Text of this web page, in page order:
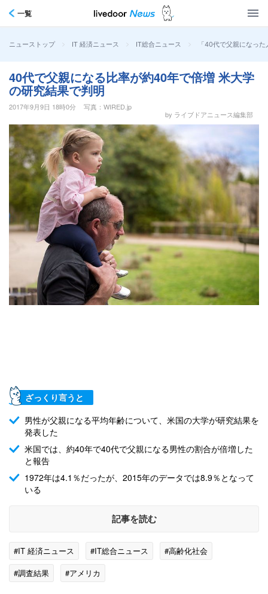
一覧
ニューストップ > IT 経済ニュース > IT総合ニュース > 「40代で父親になっ
40代で父親になる比率が約40年で倍増 米大学
の研究結果で判明
2017年9月9日 18時0分
写真：WIRED.jp
by ライブドアニュース編集部
ざっくり言うと
男性が父親になる平均年齢について、米国の大学が研究結果を
発表した
米国では、約40年で40代で父親になる男性の割合が倍増した
と報告
1972年は4.1％だったが、2015年のデータでは8.9％となって
いる
記事を読む
#IT 経済ニュース #IT総合ニュース
#高齢化社会
#調査結果
#アメリカ